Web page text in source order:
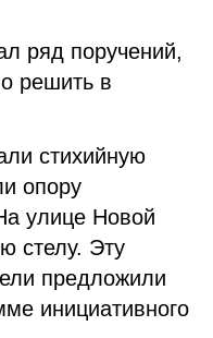
ряд поручений,
решить в
стихийную
опору
улице Новой
стелу. Эту
предложили
инициативного